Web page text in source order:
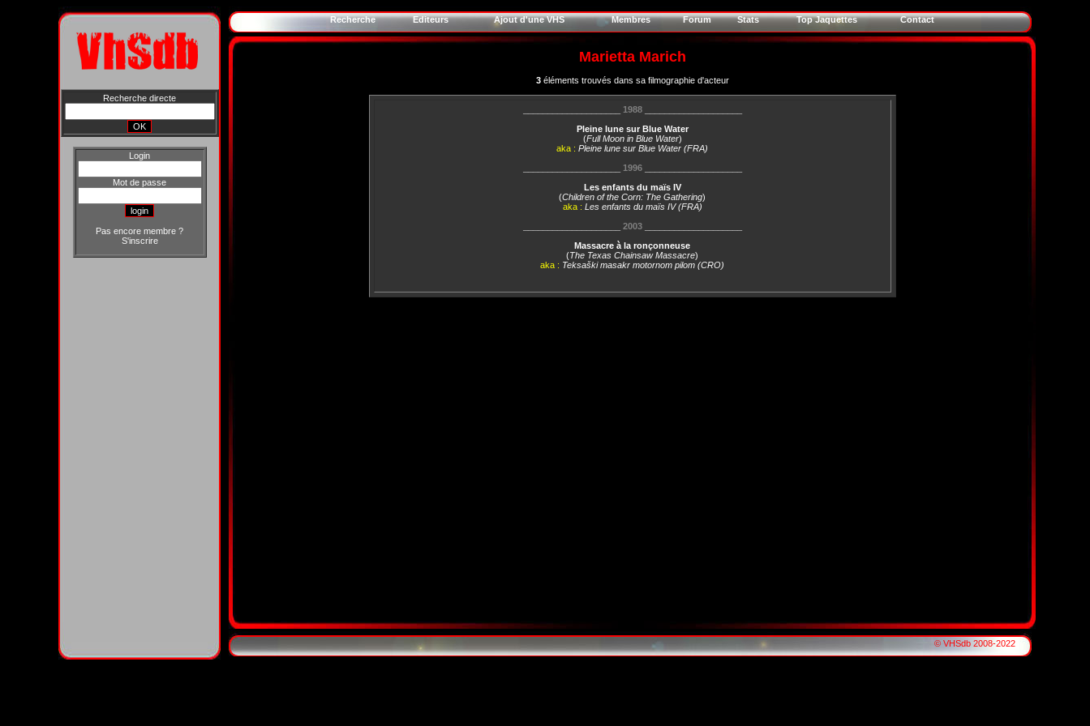
Recherche directe
Login
Mot de passe
Pas encore membre ?
S'inscrire
Recherche Editeurs Ajout d'une VHS Membres Forum Stats Top Jaquettes Contact
Marietta Marich
3éléments trouvés dans sa filmographie d'acteur
1988____________________
Pleine lune sur Blue Water
(Full Moon in Blue Water)
aka : Pleine lune sur Blue Water (FRA)
1996____________________
Les enfants du maïs IV
(Children of the Corn: The Gathering)
aka : Les enfants du maïs IV (FRA)
2003____________________
Massacre à la ronçonneuse
(The Texas Chainsaw Massacre)
aka : Teksaški masakr motornom pilom (CRO)
© VHSdb 2008-2022